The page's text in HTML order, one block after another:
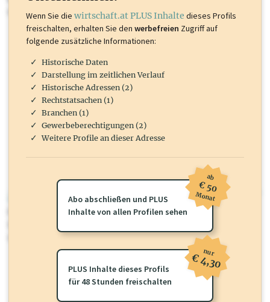
mehr.
wirtschaft.at PLUS
Für dieses Profil gibt es zusätzlichewirtschaft.at PLUS Inhalte
oder loggen Sie sich ein um diese Inhalte zu sehen.
Wenn Sie die wirtschaft.at PLUS Inhalte dieses Profils
freischalten, erhalten Sie den werbefreien Zugriff auf
folgende zusätzliche Informationen:
Historische Daten
Darstellung im zeitlichen Verlauf
Historische Adressen (2)
Rechtstatsachen (1)
Branchen (1)
Gewerbeberechtigungen (2)
Weitere Profile an dieser Adresse
Abo abschließen und PLUS
Inhalte von allen Profilen sehen
ab
€ 50
Monat
PLUS Inhalte dieses Profils
für 48 Stunden freischalten
nur
€ 4,30